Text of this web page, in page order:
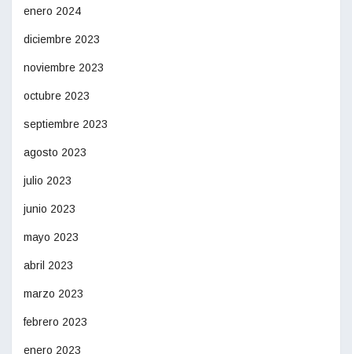
enero 2024
diciembre 2023
noviembre 2023
octubre 2023
septiembre 2023
agosto 2023
julio 2023
junio 2023
mayo 2023
abril 2023
marzo 2023
febrero 2023
enero 2023